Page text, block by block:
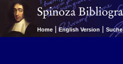
Home | English Version | Suche